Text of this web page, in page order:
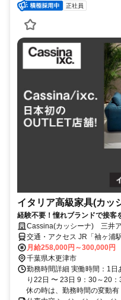
正社員
イタリア高級家具(カッ
経験不要！憧れブランドで接
Cassina(カッシーナ) 三井
交通・アクセス JR「袖ヶ浦
らバスで20分 ★車・バイク通
月給258,000円～300,000円
千葉県木更津市
勤務時間詳細 実働時間：1
り22日 〜 23日 9：30～20
休の時は、勤務時間の変動有